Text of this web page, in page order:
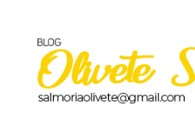
conteúdo